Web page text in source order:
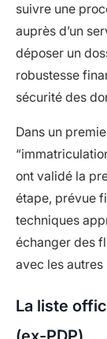
suivre une
auprès d’un
déposer un
robustesse
sécurité des
Dans un
ont validé la
étape, prévue
techniques
échanger des
avec les
La liste